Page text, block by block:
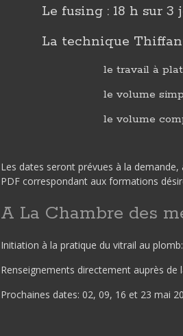
Le fusing : 18 h sur
La technique
le travail à
le volume
le volume
Les dates seront prévues à la
PDF correspondant aux formations
A La Chambre des
Initiation à la pratique du vitrail au
Renseignements directement auprès de
Prochaines dates: 02, 09, 16 et 23 mai